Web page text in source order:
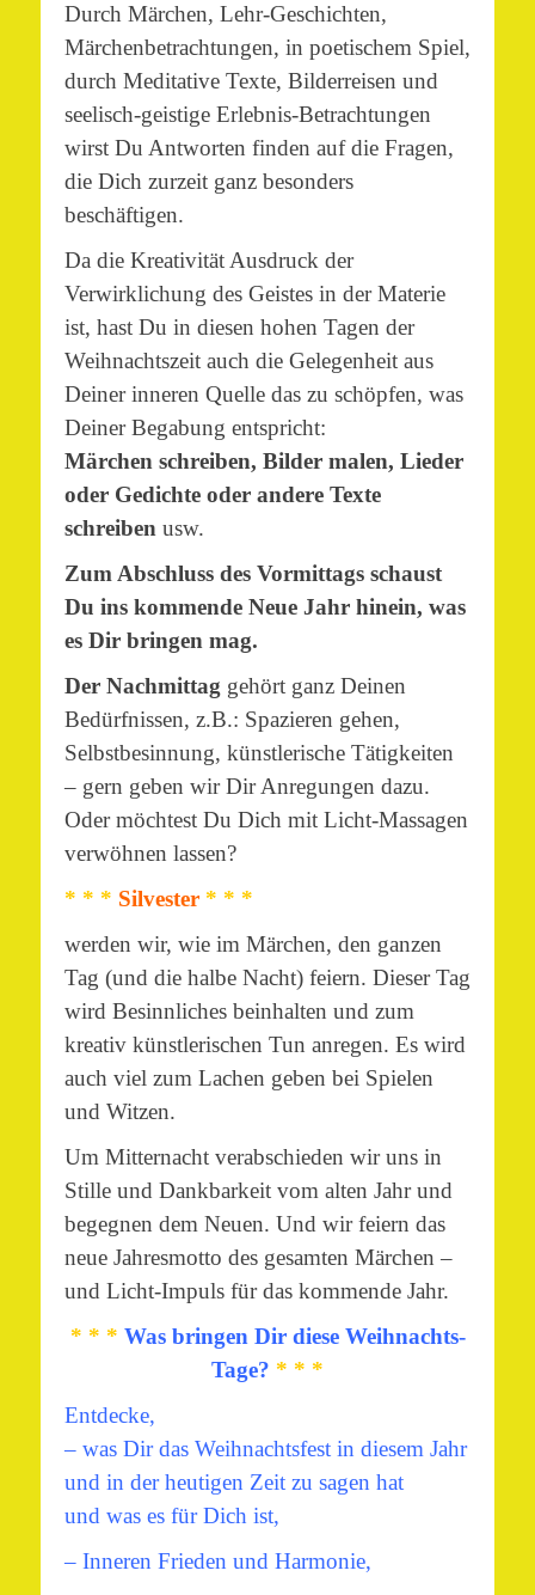
Durch Märchen, Lehr-Geschichten,
Märchenbetrachtungen, in poetischem Spiel,
durch Meditative Texte, Bilderreisen und
seelisch-geistige Erlebnis-Betrachtungen
wirst Du Antworten finden auf die Fragen,
die Dich zurzeit ganz besonders
beschäftigen.
Da die Kreativität Ausdruck der
Verwirklichung des Geistes in der Materie
ist, hast Du in diesen hohen Tagen der
Weihnachtszeit auch die Gelegenheit aus
Deiner inneren Quelle das zu schöpfen, was
Deiner Begabung entspricht:
Märchen schreiben, Bilder malen, Lieder
oder Gedichte oder andere Texte
schreiben usw.
Zum Abschluss des Vormittags schaust
Du ins kommende Neue Jahr hinein, was
es Dir bringen mag.
Der Nachmittag gehört ganz Deinen
Bedürfnissen, z.B.: Spazieren gehen,
Selbstbesinnung, künstlerische Tätigkeiten
– gern geben wir Dir Anregungen dazu.
Oder möchtest Du Dich mit Licht-Massagen
verwöhnen lassen?
* * * Silvester * * *
werden wir, wie im Märchen, den ganzen
Tag (und die halbe Nacht) feiern. Dieser Tag
wird Besinnliches beinhalten und zum
kreativ künstlerischen Tun anregen. Es wird
auch viel zum Lachen geben bei Spielen
und Witzen.
Um Mitternacht verabschieden wir uns in
Stille und Dankbarkeit vom alten Jahr und
begegnen dem Neuen. Und wir feiern das
neue Jahresmotto des gesamten Märchen –
und Licht-Impuls für das kommende Jahr.
* * * Was bringen Dir diese Weihnachts-
Tage? * * *
Entdecke,
– was Dir das Weihnachtsfest in diesem Jahr
und in der heutigen Zeit zu sagen hat
und was es für Dich ist,
– Inneren Frieden und Harmonie,